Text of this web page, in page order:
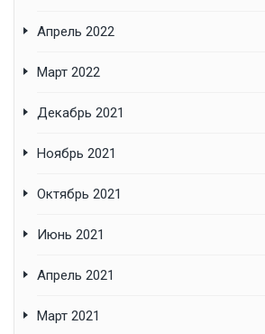
Апрель 2022
Март 2022
Декабрь 2021
Ноябрь 2021
Октябрь 2021
Июнь 2021
Апрель 2021
Март 2021